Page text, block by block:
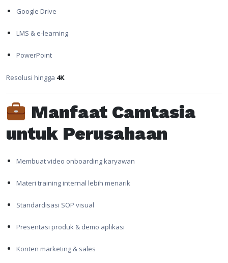
Google Drive
LMS & e-learning
PowerPoint
Resolusi hingga 4K.
Manfaat Camtasia
untuk Perusahaan
Membuat video onboarding karyawan
Materi training internal lebih menarik
Standardisasi SOP visual
Presentasi produk & demo aplikasi
Konten marketing & sales